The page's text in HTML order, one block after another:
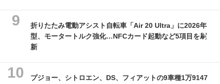
折りたたみ電動アシスト自転車「Air 20 Ultra」に2026年
型、モータートルク強化…NFCカード起動など5項目を刷
新
プジョー、シトロエン、DS、フィアットの9車種1万9147